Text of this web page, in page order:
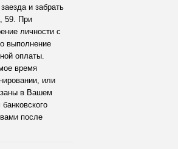
и забрать
59. При
личности с
выполнение
оплаты.
время
или
в Вашем
после